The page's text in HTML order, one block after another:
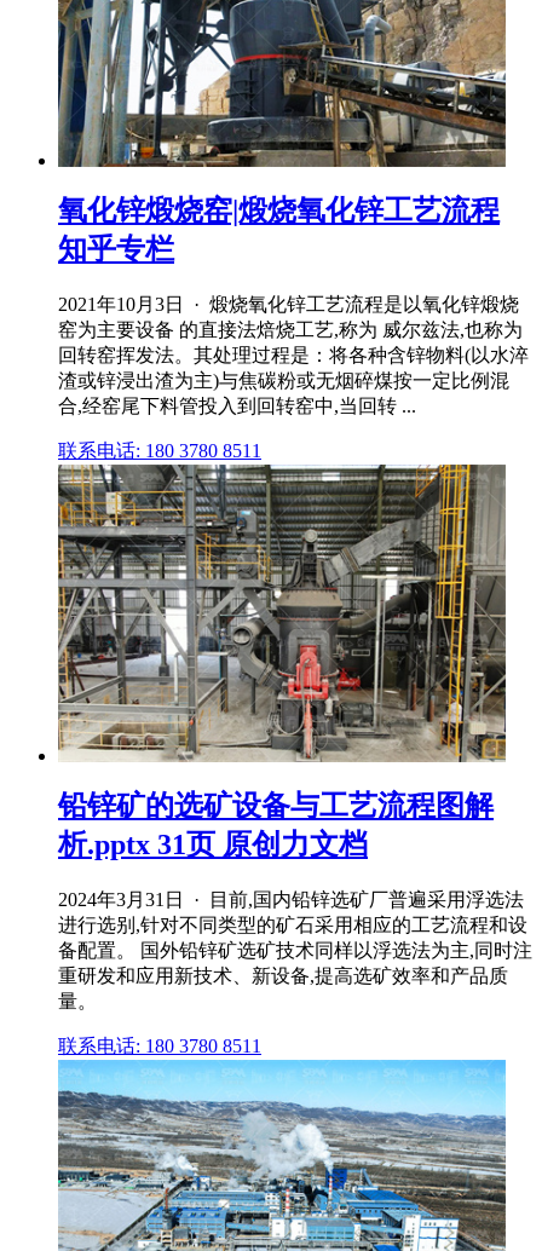
氧化锌煅烧窑|煅烧氧化锌工艺流程
知乎专栏
2021年10月3日 · 煅烧氧化锌工艺流程是以氧化锌煅烧
窑为主要设备 的直接法焙烧工艺,称为 威尔兹法,也称为
回转窑挥发法。其处理过程是：将各种含锌物料(以水淬
渣或锌浸出渣为主)与焦碳粉或无烟碎煤按一定比例混
合,经窑尾下料管投入到回转窑中,当回转 ...
联系电话: 180 3780 8511
铅锌矿的选矿设备与工艺流程图解
析.pptx 31页 原创力文档
2024年3月31日 · 目前,国内铅锌选矿厂普遍采用浮选法
进行选别,针对不同类型的矿石采用相应的工艺流程和设
备配置。 国外铅锌矿选矿技术同样以浮选法为主,同时注
重研发和应用新技术、新设备,提高选矿效率和产品质
量。
联系电话: 180 3780 8511